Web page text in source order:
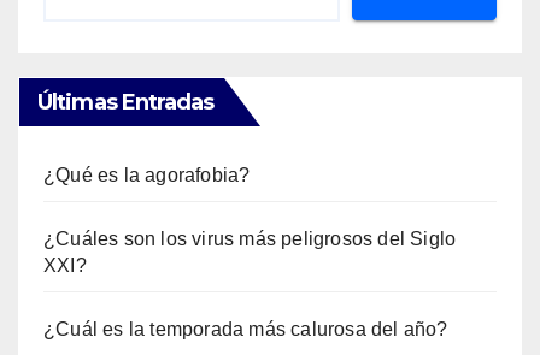
Últimas Entradas
¿Qué es la agorafobia?
¿Cuáles son los virus más peligrosos del Siglo
XXI?
¿Cuál es la temporada más calurosa del año?